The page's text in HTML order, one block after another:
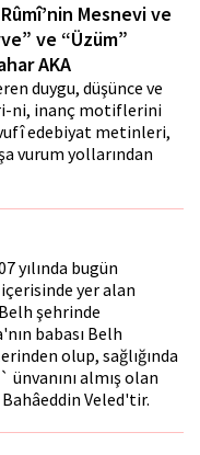
Mesnevi ve
ve “Üzüm”
AKA
duygu, düşünce ve
ni, inanç motiflerini
edebiyat metinleri,
vurum yollarından
yılında bugün
yer alan
şehrinde
babası Belh
olup, sağlığında
almış olan
Veled'tir.